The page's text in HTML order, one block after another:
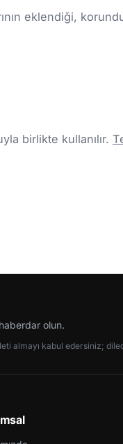
eklendiği,
birlikte kullanılır.
olun.
almayı kabul edersiniz;